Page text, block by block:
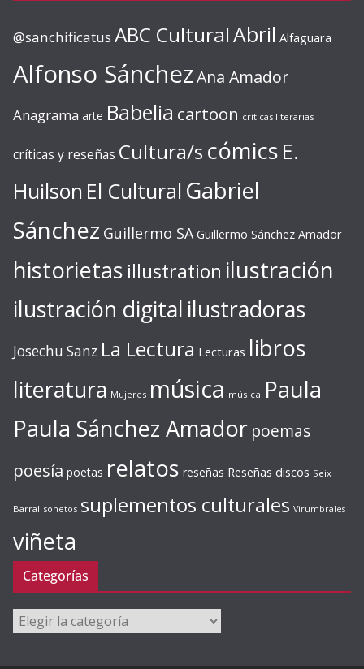
@sanchificatus ABC CulturalAbril Alfaguara
Alfonso SánchezAna Amador
Anagrama arte Babelia cartoon críticas literarias
críticas y reseñas Cultura/s cómics E.
Huilson El Cultural Gabriel
Sánchez Guillermo SA Guillermo Sánchez Amador
historietas illustration ilustración
ilustración digital ilustradoras
Josechu Sanz La Lectura Lecturas libros
literatura Mujeres música música Paula
Paula Sánchez Amador poemas
poesía poetas relatos reseñas Reseñas discos Seix
Barral sonetos suplementos culturales Virumbrales
viñeta
Categorías
Categorías